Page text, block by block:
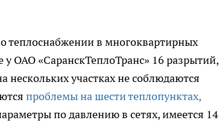
теплоснабжении в многоквартирных
ОАО «СаранскТеплоТранс» 16 разрытий,
нескольких участках не соблюдаются
проблемы на шести теплопунктах,
по давлению в сетях, имеется 14